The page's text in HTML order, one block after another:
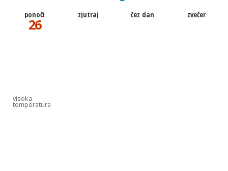
ponoči
26
visoka
temperatura
zjutraj čez dan zvečer